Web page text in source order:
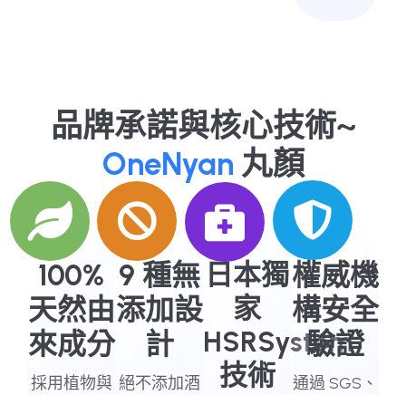
品牌承諾與核心技術~
OneNyan 丸顏
100%
天然由
來成分
採用植物與
9 種無
添加設
計
絕不添加酒
日本獨
家
HSRSystem
技術
權威機
構安全
驗證
通過 SGS、